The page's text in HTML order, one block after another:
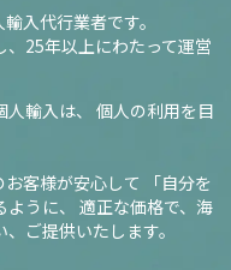
入代行業者です。
25年以上にわたって運営
輸入は、
個人の利用を目
客様が安心して
「自分を
うに、
適正な価格で、海
ご提供いたします。